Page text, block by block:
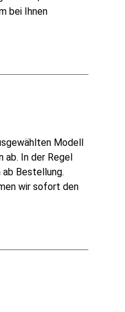
bei Ihnen
Modell
ab. In der Regel
Bestellung.
wir sofort den